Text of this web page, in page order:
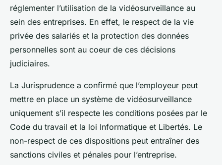
réglementer l’utilisation de la vidéosurveillance au
sein des entreprises. En effet, le respect de la vie
privée des salariés et la protection des données
personnelles sont au coeur de ces décisions
judiciaires.
La Jurisprudence a confirmé que l’employeur peut
mettre en place un système de vidéosurveillance
uniquement s’il respecte les conditions posées par le
Code du travail et la loi Informatique et Libertés. Le
non-respect de ces dispositions peut entraîner des
sanctions civiles et pénales pour l’entreprise.